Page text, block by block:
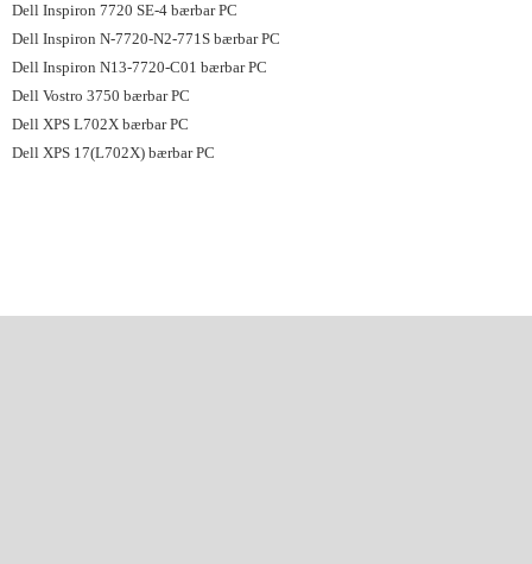
Dell Inspiron 7720 SE-4 bærbar PC
Dell Inspiron N-7720-N2-771S bærbar PC
Dell Inspiron N13-7720-C01 bærbar PC
Dell Vostro 3750 bærbar PC
Dell XPS L702X bærbar PC
Dell XPS 17(L702X) bærbar PC